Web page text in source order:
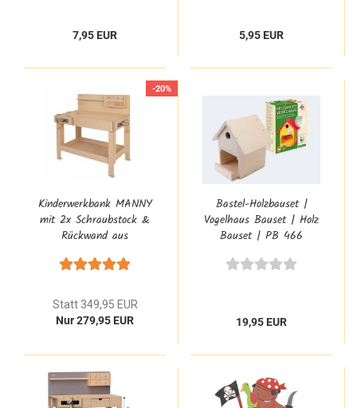
7,95 EUR 5,95 EUR
-20%
Kinderwerkbank MANNY
mit 2x Schraubstock &
Rückwand aus
Statt 349,95 EUR
Nur 279,95 EUR
Bastel-Holzbauset |
Vogelhaus Bauset | Holz
Bauset | PB 466
19,95 EUR